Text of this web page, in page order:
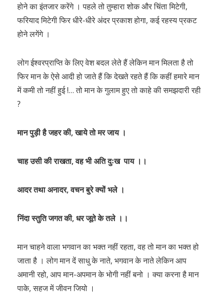
होने का इंतजार करेंगे । पहले तो तुम्हारा शोक और चिंता मिटेगी,
फरियाद मिटेगी फिर धीरे-धीरे अंदर प्रकाश होगा, कई रहस्य प्रकट
होने लगेंगे ।
लोग ईश्वरप्राप्ति के लिए वेश बदल लेते हैं लेकिन मान मिलता है तो
फिर मान के ऐसे आदी हो जाते हैं कि देखते रहते हैं कि कहीं हमारे मान
में कमी तो नहीं हुई !… तो मान के गुलाम हुए तो काहे की समझदारी रही
?
मान पुड़ी है जहर की, खाये तो मर जाय ।
चाह उसी की राखता, वह भी अति दुःख पाय ।।
आदर तथा अनादर, वचन बुरे क्यों भले ।
निंदा स्तुति जगत की, धर जूते के तले ।।
मान चाहने वाला भगवान का भक्त नहीं रहता, वह तो मान का भक्त हो
जाता है । लोग मान दें साधु के नाते, भगवान के नाते लेकिन आप
अमानी रहो, आप मान-अपमान के भोगी नहीं बनो । क्या करना है मान
पाके, सहज में जीवन जियो ।